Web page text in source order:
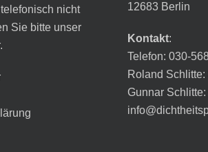
nicht
Sie bitte unser
12683 Berlin
Kontakt:
Telefon: 030-
Roland
Gunnar